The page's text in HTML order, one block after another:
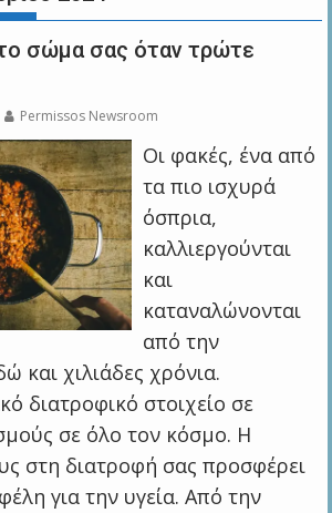
σώμα σας όταν τρώτε
Permissos Newsroom
Οι φακές, ένα από
τα πιο ισχυρά
όσπρια,
καλλιεργούνται
και
καταναλώνονται
από την
και χιλιάδες χρόνια.
διατροφικό στοιχείο σε
σε όλο τον κόσμο. Η
στη διατροφή σας προσφέρει
για την υγεία. Από την